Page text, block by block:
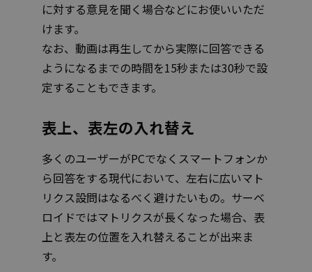
に対する意見を聞く場合などにお使いいただ
けます。
なお、動画は再生してから実際に回答できる
ようになるまでの時間を15秒または30秒で設
定することもできます。
表上、表左の入れ替え
多くのユーザーがPCでなくスマートフォンか
ら回答をする現代において、左右に広いマト
リクス設問はなるべく避けたいもの。サーベ
ロイドではマトリクスが長くなった場合、表
上と表左の位置を入れ替えることが出来ま
す。